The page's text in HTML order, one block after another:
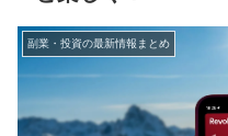
副業・投資の最新情報まとめ